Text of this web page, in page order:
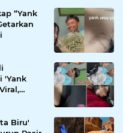
“Yank
'Yank
Muncul
Biru'